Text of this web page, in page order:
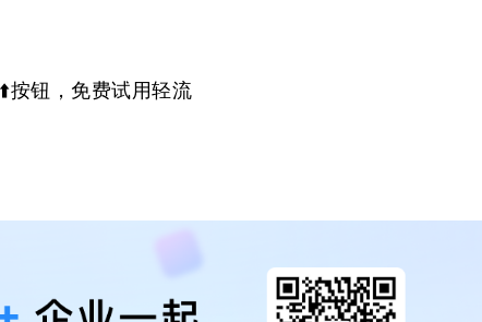
按钮，免费试用轻流